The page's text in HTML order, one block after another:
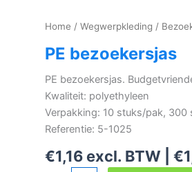
Home / Wegwerpkleding /
PE bezoekersjas
PE bezoekersjas.
Kwaliteit: polyethyleen
Verpakking: 10 stuks/pak, 300
Referentie: 5-1025
€1,16 excl. BTW | €